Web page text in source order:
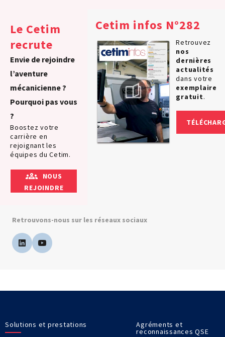
Cetim infos N°282
Retrouvez
nos
dernières
actualités
dans votre
exemplaire
gratuit.
Le Cetim
recrute
Envie de rejoindre
l’aventure
mécanicienne ?
Pourquoi pas vous
?
Boostez votre
carrière en
rejoignant les
équipes du Cetim.
NOUS
REJOINDRE
Retrouvons-nous sur les réseaux sociaux
Solutions et prestations
Agréments et
reconnaissances QSE